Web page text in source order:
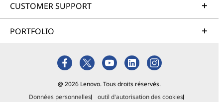
CUSTOMER SUPPORT
PORTFOLIO
@ 2026 Lenovo. Tous droits réservés.
Données personnelles
outil d'autorisation des cookies